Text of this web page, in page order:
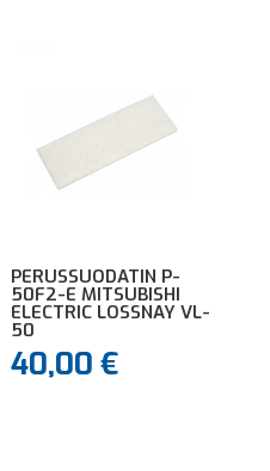
PERUSSUODATIN P-
50F2-E MITSUBISHI
ELECTRIC LOSSNAY VL-
50
40,00€